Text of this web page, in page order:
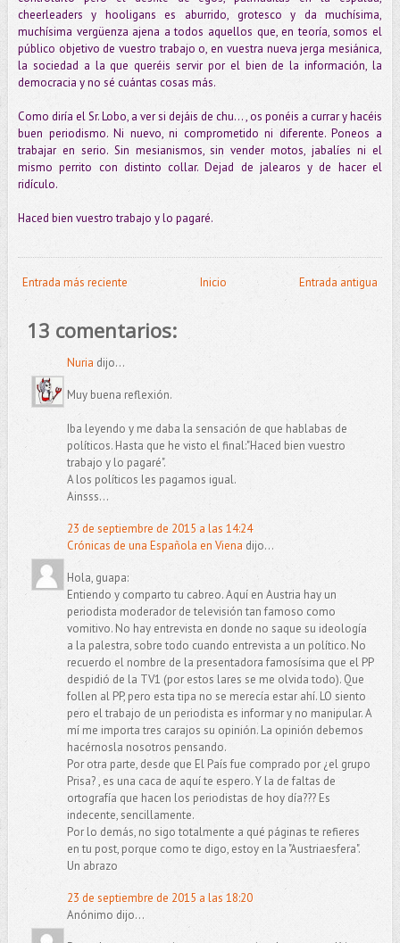
cheerleaders y hooligans es aburrido, grotesco y da muchísima,
muchísima vergüenza ajena a todos aquellos que, en teoría, somos el
público objetivo de vuestro trabajo o, en vuestra nueva jerga mesiánica,
la sociedad a la que queréis servir por el bien de la información, la
democracia y no sé cuántas cosas más.
Como diría el Sr. Lobo, a ver si dejáis de chu... , os ponéis a currar y hacéis
buen periodismo. Ni nuevo, ni comprometido ni diferente. Poneos a
trabajar en serio. Sin mesianismos, sin vender motos, jabalíes ni el
mismo perrito con distinto collar. Dejad de jalearos y de hacer el
ridículo.
Haced bien vuestro trabajo y lo pagaré.
Entrada más reciente Entrada antigua
Inicio
13 comentarios:
Nuria dijo...
Muy buena reflexión.
Iba leyendo y me daba la sensación de que hablabas de
políticos. Hasta que he visto el final:"Haced bien vuestro
trabajo y lo pagaré".
A los políticos les pagamos igual.
Ainsss...
23 de septiembre de 2015 a las 14:24
Crónicas de una Española en Viena dijo...
Hola, guapa:
Entiendo y comparto tu cabreo. Aquí en Austria hay un
periodista moderador de televisión tan famoso como
vomitivo. No hay entrevista en donde no saque su ideología
a la palestra, sobre todo cuando entrevista a un político. No
recuerdo el nombre de la presentadora famosísima que el PP
despidió de la TV1 (por estos lares se me olvida todo). Que
follen al PP, pero esta tipa no se merecía estar ahí. LO siento
pero el trabajo de un periodista es informar y no manipular. A
mí me importa tres carajos su opinión. La opinión debemos
hacérnosla nosotros pensando.
Por otra parte, desde que El País fue comprado por ¿el grupo
Prisa? , es una caca de aquí te espero. Y la de faltas de
ortografía que hacen los periodistas de hoy día??? Es
indecente, sencillamente.
Por lo demás, no sigo totalmente a qué páginas te refieres
en tu post, porque como te digo, estoy en la "Austriaesfera".
Un abrazo
23 de septiembre de 2015 a las 18:20
Anónimo dijo...